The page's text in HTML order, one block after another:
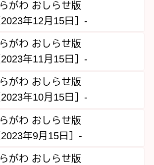
がわ おしらせ版
年12月15日］‐
がわ おしらせ版
年11月15日］‐
がわ おしらせ版
年10月15日］‐
がわ おしらせ版
年9月15日］‐
がわ おしらせ版